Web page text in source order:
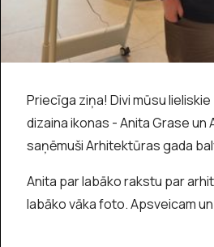
Priecīga ziņa! Divi mūsu
dizaina ikonas - Anita Grase un
saņēmuši Arhitektūras gada
Anita par labāko rakstu par
labāko vāka foto. Apsveicam